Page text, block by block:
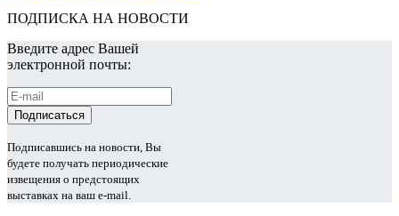
ПОДПИСКА НА НОВОСТИ
Введите адрес Вашей
электронной почты:
Подписавшись на новости, Вы
будете получать периодические
извещения о предстоящих
выставках на ваш e-mail.